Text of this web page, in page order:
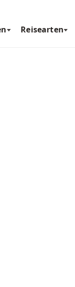
Reisearten